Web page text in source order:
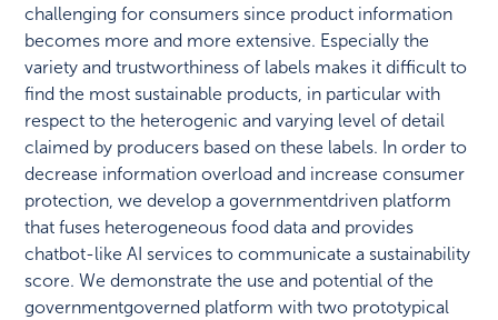
challenging for consumers since product information
becomes more and more extensive. Especially the
variety and trustworthiness of labels makes it difficult to
find the most sustainable products, in particular with
respect to the heterogenic and varying level of detail
claimed by producers based on these labels. In order to
decrease information overload and increase consumer
protection, we develop a governmentdriven platform
that fuses heterogeneous food data and provides
chatbot-like AI services to communicate a sustainability
score. We demonstrate the use and potential of the
governmentgoverned platform with two prototypical